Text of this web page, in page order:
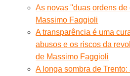
As novas ''duas ordens de
Massimo Faggioli
A transparência é uma
abusos e os riscos da
de Massimo Faggioli
A longa sombra de